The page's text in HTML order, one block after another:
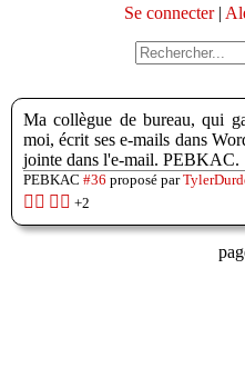
Se connecter|
Ma collègue de bureau, qui
moi, écrit ses e-mails dans
jointe dans l'e-mail. PEBKAC.
PEBKAC #36 proposé par
👍🏽 👎🏽 +2